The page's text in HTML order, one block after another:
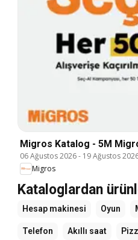
Migros Katalog - 5M
06 Ağustos 2026- 19 Ağustos
Migros
Kataloglardan
Hesap makinesi Oyun
Telefon Akıllı saat